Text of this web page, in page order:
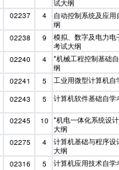
试大纲
02237 4
自动控制系统及应用
纲
02238 9
模拟、数字及电力电
考试大纲
02240 4
*机械工程控制基础
纲
02241 5 工业用微型计算机自
02243 5 计算机软件基础自学
02245 10 *机电一体化系统设
大纲
02275 4
计算机基础与程序设
大纲
02316 5 计算机应用技术自学